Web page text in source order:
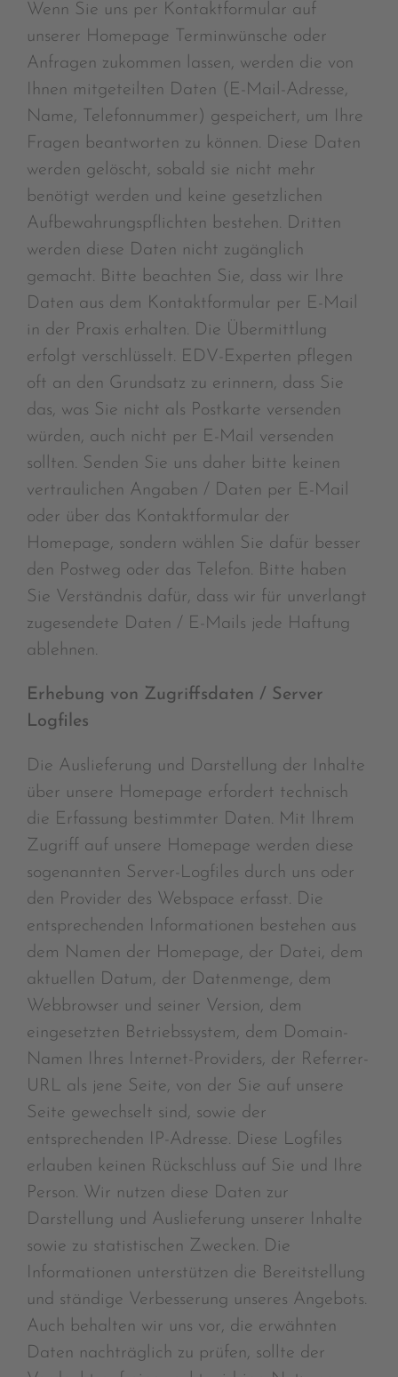
Wenn Sie uns per Kontaktformular auf
unserer Homepage Terminwünsche oder
Anfragen zukommen lassen, werden die von
Ihnen mitgeteilten Daten (E-Mail-Adresse,
Name, Telefonnummer) gespeichert, um Ihre
Fragen beantworten zu können. Diese Daten
werden gelöscht, sobald sie nicht mehr
benötigt werden und keine gesetzlichen
Aufbewahrungspflichten bestehen. Dritten
werden diese Daten nicht zugänglich
gemacht. Bitte beachten Sie, dass wir Ihre
Daten aus dem Kontaktformular per E-Mail
in der Praxis erhalten. Die Übermittlung
erfolgt verschlüsselt. EDV-Experten pflegen
oft an den Grundsatz zu erinnern, dass Sie
das, was Sie nicht als Postkarte versenden
würden, auch nicht per E-Mail versenden
sollten. Senden Sie uns daher bitte keinen
vertraulichen Angaben / Daten per E-Mail
oder über das Kontaktformular der
Homepage, sondern wählen Sie dafür besser
den Postweg oder das Telefon. Bitte haben
Sie Verständnis dafür, dass wir für unverlangt
zugesendete Daten / E-Mails jede Haftung
ablehnen.
Erhebung von Zugriffsdaten / Server
Logfiles
Die Auslieferung und Darstellung der Inhalte
über unsere Homepage erfordert technisch
die Erfassung bestimmter Daten. Mit Ihrem
Zugriff auf unsere Homepage werden diese
sogenannten Server-Logfiles durch uns oder
den Provider des Webspace erfasst. Die
entsprechenden Informationen bestehen aus
dem Namen der Homepage, der Datei, dem
aktuellen Datum, der Datenmenge, dem
Webbrowser und seiner Version, dem
eingesetzten Betriebssystem, dem Domain-
Namen Ihres Internet-Providers, der Referrer-
URL als jene Seite, von der Sie auf unsere
Seite gewechselt sind, sowie der
entsprechenden IP-Adresse. Diese Logfiles
erlauben keinen Rückschluss auf Sie und Ihre
Person. Wir nutzen diese Daten zur
Darstellung und Auslieferung unserer Inhalte
sowie zu statistischen Zwecken. Die
Informationen unterstützen die Bereitstellung
und ständige Verbesserung unseres Angebots.
Auch behalten wir uns vor, die erwähnten
Daten nachträglich zu prüfen, sollte der